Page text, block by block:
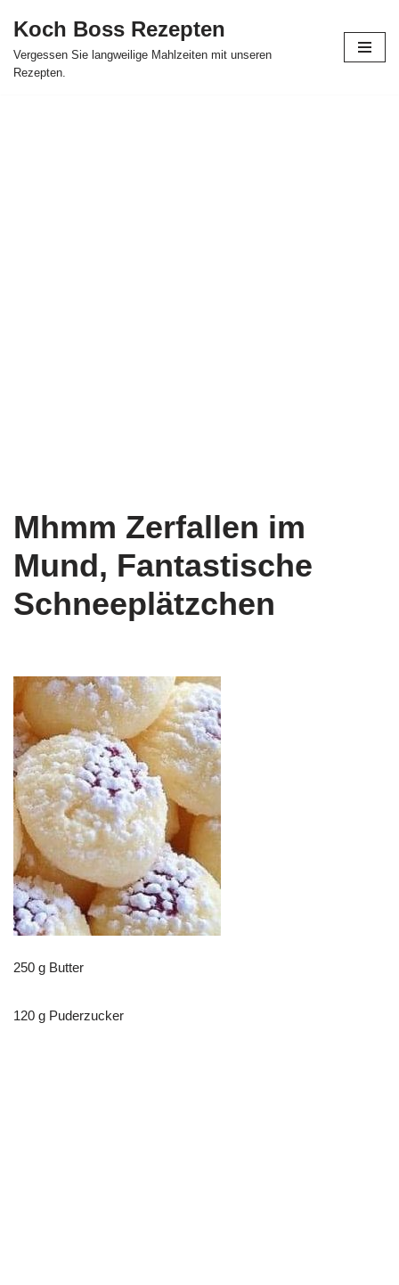
Skip
to
Koch Boss Rezepten
Vergessen Sie langweilige Mahlzeiten mit unseren
Rezepten.
Mhmm Zerfallen im
Mund, Fantastische
Schneeplätzchen
250 g Butter
120 g Puderzucker